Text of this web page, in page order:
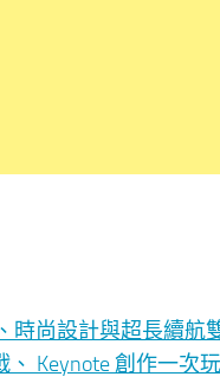
時尚設計與超長續航
、 Keynote 創作一